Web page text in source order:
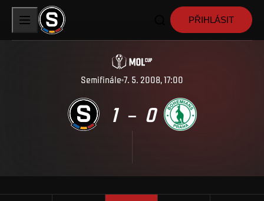
PŘIHLÁSIT
Semifinále 7. 5. 2008, 17:00
1 – 0